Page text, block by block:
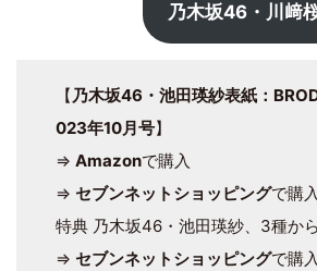
乃木坂46・川﨑
【乃木坂46・池田瑛紗表紙：
023年10月号】
⇒ Amazonで購入
⇒ セブンネットショッピングで購
特典 乃木坂46・池田瑛紗、3種か
⇒ セブンネットショッピングで購